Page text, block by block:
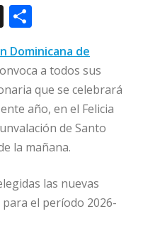
X
o
m
p
ar
ti
r
Dominicana de
a todos sus
que se celebrará
año, en el Felicia
de Santo
la mañana.
las nuevas
el período 2026-